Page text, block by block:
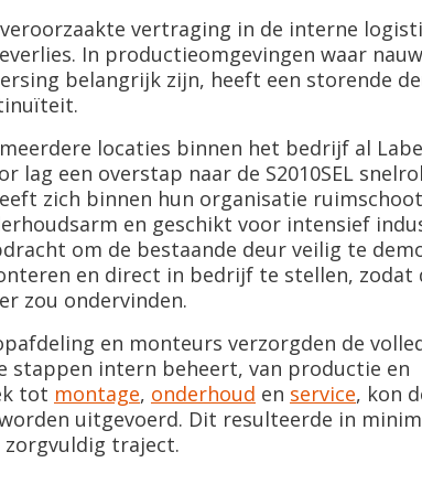
vertraging in de interne
In productieomgevingen waar
belangrijk zijn, heeft een storende
locaties binnen het bedrijf al
lag een overstap naar de S2010SEL
zich binnen hun organisatie
en geschikt voor intensief
om de bestaande deur veilig te
en direct in bedrijf te stellen, zodat
zou ondervinden.
en monteurs verzorgden de
stappen intern beheert, van productie en
tot montage, onderhoud en service, kon
uitgevoerd. Dit resulteerde in
zorgvuldig traject.